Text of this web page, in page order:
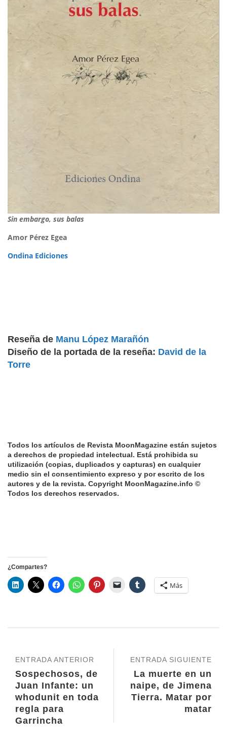
Sin embargo, sus balas
Amor Pérez Egea
Ondina Ediciones
Reseña de Manu López Marañón
Diseño de la portada de la reseña: David de la
Torre
Todos los artículos de Revista MoonMagazine están sujetos
a derechos de propiedad intelectual. Está prohibida su
utilización (copias, duplicados y capturas) en cualquier
medio sin el consentimiento expreso y por escrito de los
autores y de la revista. Copyright MoonMagazine.info ©
Todos los derechos reservados.
¿Compartes?
Más
ENTRADA SIGUIENTE
La muerte en un
naipe, de Jimena
Tierra. Matar por
matar
ENTRADA ANTERIOR
Sospechosos, de
Juan Infante: un
whodunit en toda
regla para
Garrincha